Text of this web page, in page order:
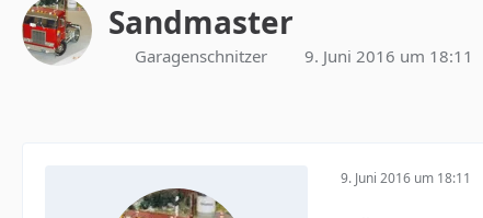
Sandmaster
Garagenschnitzer 9. Juni 2016 um 18:11
9. Juni 2016 um 18:11